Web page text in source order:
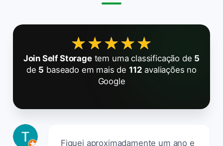
★★★★★
★★★★★
Join Self Storagetem uma classificação de 5
de 5 baseado em mais de 112 avaliações no
Google
Fiquei aproximadamente um ano e